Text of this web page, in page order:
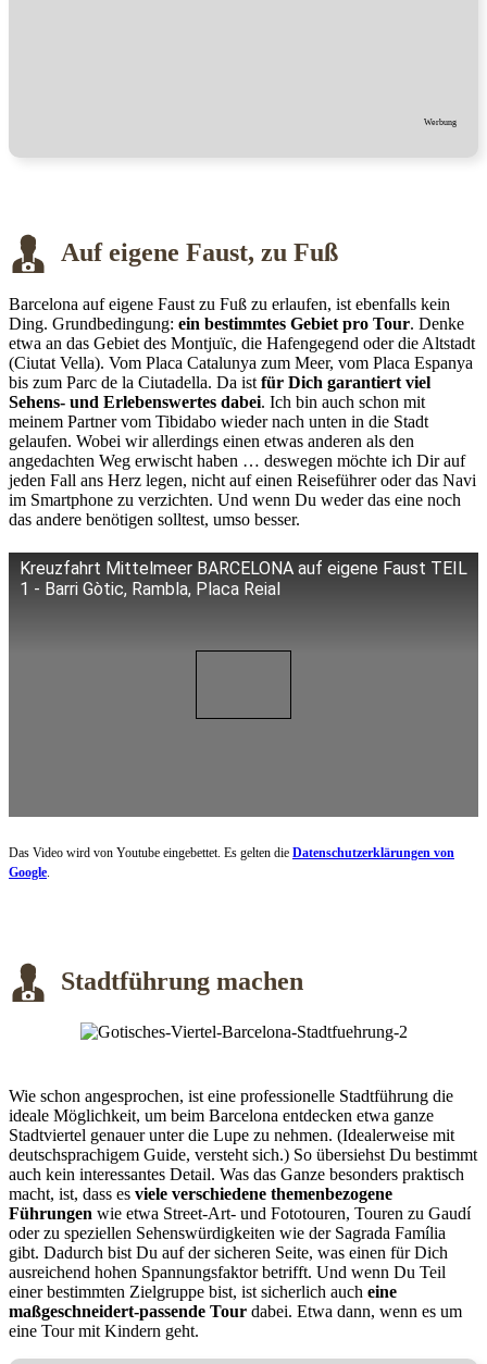
Werbung
Auf eigene Faust, zu Fuß
Barcelona auf eigene Faust zu Fuß zu erlaufen, ist ebenfalls kein
Ding. Grundbedingung: ein bestimmtes Gebiet pro Tour. Denke
etwa an das Gebiet des Montjuïc, die Hafengegend oder die Altstadt
(Ciutat Vella). Vom Placa Catalunya zum Meer, vom Placa Espanya
bis zum Parc de la Ciutadella. Da ist für Dich garantiert viel
Sehens- und Erlebenswertes dabei. Ich bin auch schon mit
meinem Partner vom Tibidabo wieder nach unten in die Stadt
gelaufen. Wobei wir allerdings einen etwas anderen als den
angedachten Weg erwischt haben … deswegen möchte ich Dir auf
jeden Fall ans Herz legen, nicht auf einen Reiseführer oder das Navi
im Smartphone zu verzichten. Und wenn Du weder das eine noch
das andere benötigen solltest, umso besser.
Kreuzfahrt Mittelmeer BARCELONA auf eigene Faust TEIL
1 - Barri Gòtic, Rambla, Placa Reial
Das Video wird von Youtube eingebettet. Es gelten die Datenschutzerklärungen von
Google
Stadtführung machen
Wie schon angesprochen, ist eine professionelle Stadtführung die
ideale Möglichkeit, um beim Barcelona entdecken etwa ganze
Stadtviertel genauer unter die Lupe zu nehmen. (Idealerweise mit
deutschsprachigem Guide, versteht sich.) So übersiehst Du bestimmt
auch kein interessantes Detail. Was das Ganze besonders praktisch
macht, ist, dass es viele verschiedene themenbezogene
Führungen wie etwa Street-Art- und Fototouren, Touren zu Gaudí
oder zu speziellen Sehenswürdigkeiten wie der Sagrada Família
gibt. Dadurch bist Du auf der sicheren Seite, was einen für Dich
ausreichend hohen Spannungsfaktor betrifft. Und wenn Du Teil
einer bestimmten Zielgruppe bist, ist sicherlich auch eine
maßgeschneidert-passende Tour dabei. Etwa dann, wenn es um
eine Tour mit Kindern geht.